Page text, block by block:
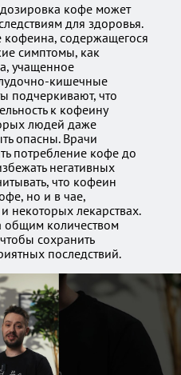
кофе может
для здоровья.
содержащегося
симптомы, как
учащенное
кишечные
подчеркивают, что
к кофеину
людей даже
опасны. Врачи
потребление кофе до
негативных
что кофеин
но и в чае,
некоторых лекарствах.
общим количеством
сохранить
последствий.